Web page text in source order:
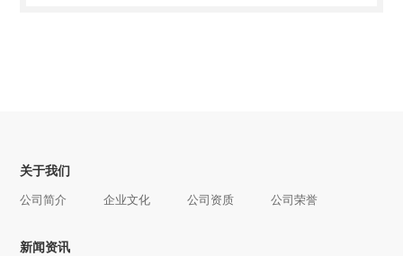
关于我们
公司简介 企业文化 公司资质 公司荣誉
新闻资讯